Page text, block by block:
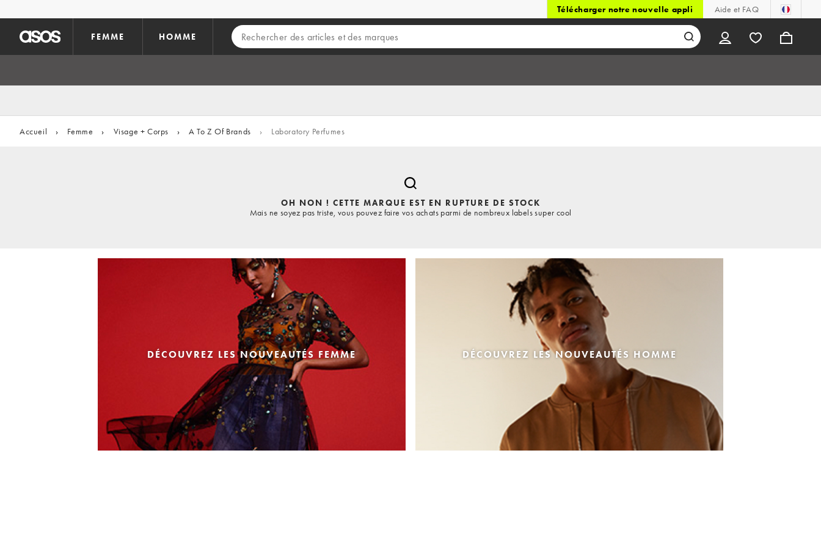
Télécharger notre nouvelle appli Aide et FAQ
FEMME HOMME
Accueil › Femme › Visage + Corps › A To Z Of Brands › Laboratory Perfumes
OH NON ! CETTE MARQUE EST EN RUPTURE DE STOCK
Mais ne soyez pas triste, vous pouvez faire vos achats parmi de nombreux labels super cool
DÉCOUVREZ LES NOUVEAUTÉS FEMME DÉCOUVREZ LES NOUVEAUTÉS HOMME